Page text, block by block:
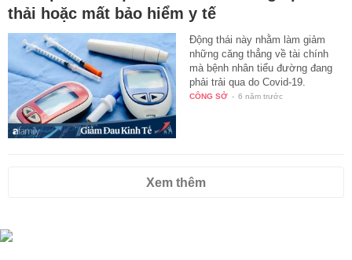
thải hoặc mất bảo hiểm y tế
Động thái này nhằm làm giảm
những căng thẳng về tài chính
mà bệnh nhân tiểu đường đang
phải trải qua do Covid-19.
CÔNG SỞ - 6 năm trước
Xem thêm